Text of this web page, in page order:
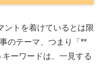
ントを着けているとは限
のテーマ、つまり「**
ーワードは、一見する